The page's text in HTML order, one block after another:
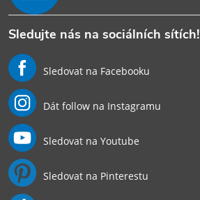
Sledujte nás na sociálních sítích!
Sledovat na Facebooku
Dát follow na Instagramu
Sledovat na Youtube
Sledovat na Pinterestu